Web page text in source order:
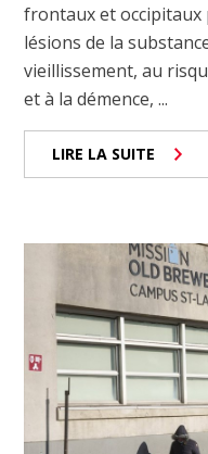
frontaux et occipitaux
lésions de la
vieillissement, au
et à la démence, ...
LIRE LA SUITE